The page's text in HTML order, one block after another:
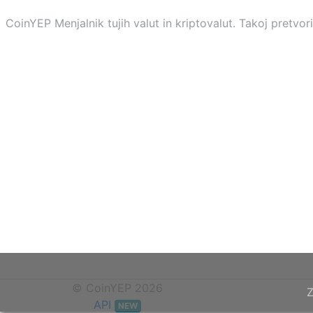
CoinYEP Menjalnik tujih valut in kriptovalut. Takoj
API NEW